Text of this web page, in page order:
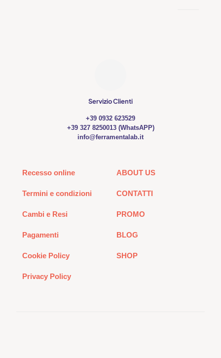
Servizio Clienti
+39 0932 623529
+39 327 8250013 (WhatsAPP)
info@ferramentalab.it
Recesso online
Termini e condizioni
Cambi e Resi
Pagamenti
Cookie Policy
Privacy Policy
ABOUT US
CONTATTI
PROMO
BLOG
SHOP